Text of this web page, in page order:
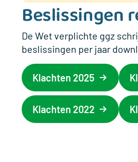
Beslissingen
De Wet verplichte ggz
beslissingen per jaar
Klachten 2025
Klachten 2022